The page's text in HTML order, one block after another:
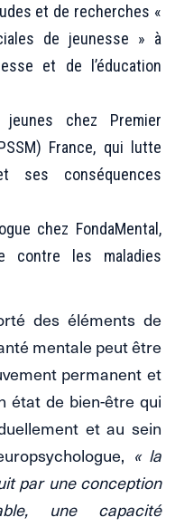
et de recherches «
de jeunesse » à
et de l’éducation
chez Premier
France, qui lutte
ses conséquences
chez FondaMental,
contre les maladies
des éléments de
mentale peut être
permanent et
état de bien-être qui
et au sein
« la
par une conception
une capacité